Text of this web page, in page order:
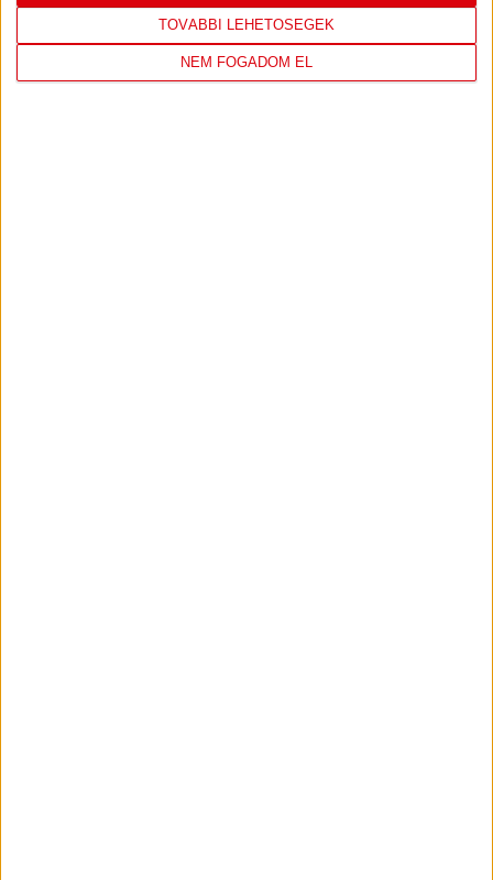
TOVÁBBI LEHETŐSÉGEK
NEM FOGADOM EL